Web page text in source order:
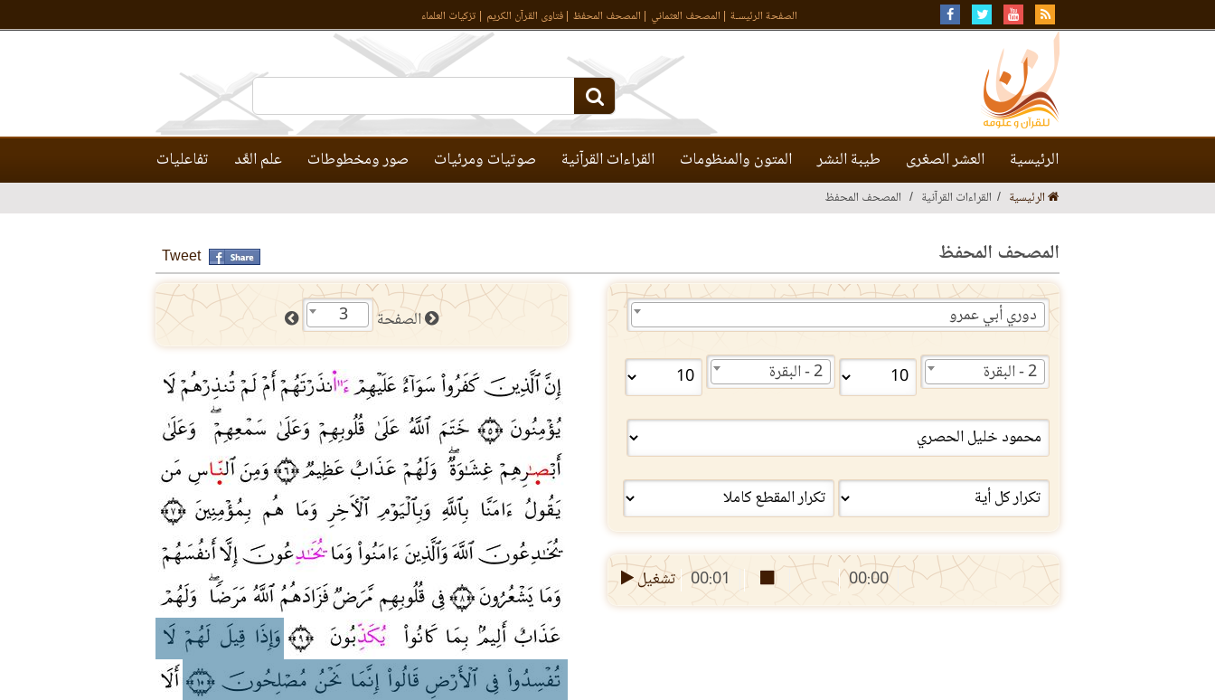
الصفحة الرئيسـة المصحف العثماني المصحف المحفظ فتاوى القرآن الكريم تزكيات العلماء
الرئيسية العشر الصغرى طيبة النشر المتون والمنظومات القراءات القرآنية صوتيات ومرئيات صور ومخطوطات علم العَّد تفاعليات
الرئيسية القراءات القرآنية المصحف المحفظ
المصحف المحفظ Tweet
دوري أبي عمرو
2 - البقرة 2 - البقرة
00:00
00:01 تشغيل
الصفحة 3